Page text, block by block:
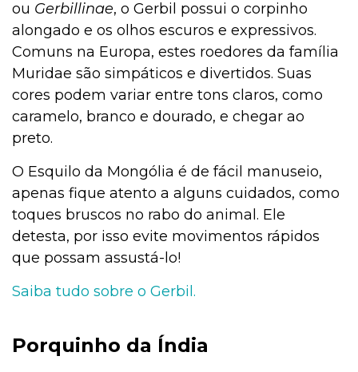
ou Gerbillinae, o Gerbil possui o corpinho
alongado e os olhos escuros e expressivos.
Comuns na Europa, estes roedores da família
Muridae são simpáticos e divertidos. Suas
cores podem variar entre tons claros, como
caramelo, branco e dourado, e chegar ao
preto.
O Esquilo da Mongólia é de fácil manuseio,
apenas fique atento a alguns cuidados, como
toques bruscos no rabo do animal. Ele
detesta, por isso evite movimentos rápidos
que possam assustá-lo!
Saiba tudo sobre o Gerbil.
Porquinho da Índia